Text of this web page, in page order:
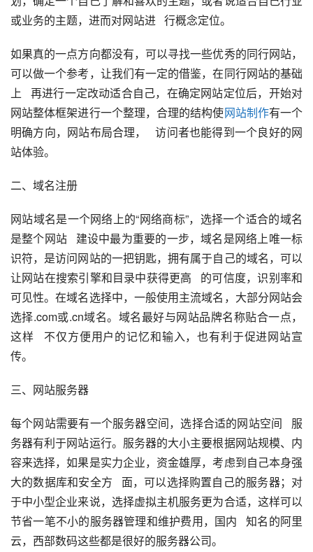
或业务的主题，进而对网站进   行概念定位。
如果真的一点方向都没有，可以寻找一些优秀的同行网站，
可以做一个参考，让我们有一定的借鉴，在同行网站的基础
上   再进行一定改动适合自己，在确定网站定位后，开始对
网站整体框架进行一个整理，合理的结构使网站制作有一个
明确方向，网站布局合理，   访问者也能得到一个良好的网
站体验。
二、域名注册
网站域名是一个网络上的“网络商标”，选择一个适合的域名
是整个网站   建设中最为重要的一步，域名是网络上唯一标
识符，是访问网站的一把钥匙，拥有属于自己的域名，可以
让网站在搜索引擎和目录中获得更高   的可信度，识别率和
可见性。在域名选择中，一般使用主流域名，大部分网站会
选择.com或.cn域名。域名最好与网站品牌名称贴合一点，
这样   不仅方便用户的记忆和输入，也有利于促进网站宣
传。
三、网站服务器
每个网站需要有一个服务器空间，选择合适的网站空间   服
务器有利于网站运行。服务器的大小主要根据网站规模、内
容来选择，如果是实力企业，资金雄厚，考虑到自己本身强
大的数据库和安全方   面，可以选择购置自己的服务器；对
于中小型企业来说，选择虚拟主机服务更为合适，这样可以
节省一笔不小的服务器管理和维护费用，国内   知名的阿里
云，西部数码这些都是很好的服务器公司。